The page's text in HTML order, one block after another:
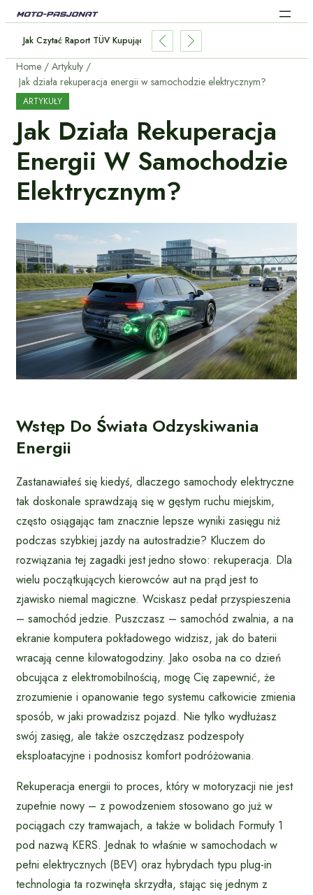
Wartość Rezydualną Samochodu Przed Zakupem?
Home
Artykuły
Jak działa rekuperacja energii w samochodzie elektrycznym?
ARTYKUŁY
Jak Działa Rekuperacja
Energii W Samochodzie
Elektrycznym?
Wstęp Do Świata Odzyskiwania
Energii
Zastanawiałeś się kiedyś, dlaczego samochody elektryczne
tak doskonale sprawdzają się w gęstym ruchu miejskim,
często osiągając tam znacznie lepsze wyniki zasięgu niż
podczas szybkiej jazdy na autostradzie? Kluczem do
rozwiązania tej zagadki jest jedno słowo: rekuperacja. Dla
wielu początkujących kierowców aut na prąd jest to
zjawisko niemal magiczne. Wciskasz pedał przyspieszenia
– samochód jedzie. Puszczasz – samochód zwalnia, a na
ekranie komputera pokładowego widzisz, jak do baterii
wracają cenne kilowatogodziny. Jako osoba na co dzień
obcująca z elektromobilnością, mogę Cię zapewnić, że
zrozumienie i opanowanie tego systemu całkowicie zmienia
sposób, w jaki prowadzisz pojazd. Nie tylko wydłużasz
swój zasięg, ale także oszczędzasz podzespoły
eksploatacyjne i podnosisz komfort podróżowania.
Rekuperacja energii to proces, który w motoryzacji nie jest
zupełnie nowy – z powodzeniem stosowano go już w
pociągach czy tramwajach, a także w bolidach Formuły 1
pod nazwą KERS. Jednak to właśnie w samochodach w
pełni elektrycznych (BEV) oraz hybrydach typu plug-in
technologia ta rozwinęła skrzydła, stając się jednym z